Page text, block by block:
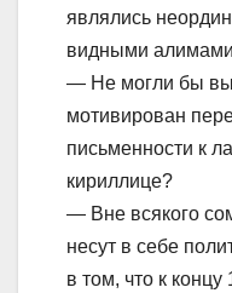
являлись
видными
— Не могли бы вы
мотивирован
письменности к
кириллице?
— Вне всякого
несут в себе
в том, что к